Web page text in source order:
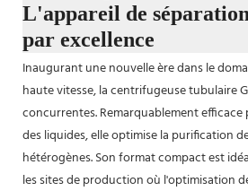
L'appareil de
par excellence
Inaugurant une nouvelle ère dans le
haute vitesse, la centrifugeuse tubulaire
concurrentes. Remarquablement efficace
des liquides, elle optimise la purification
hétérogènes. Son format compact est
les sites de production où l'optimisation